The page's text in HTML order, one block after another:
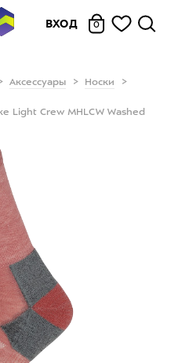
ВХОД 0
Аксессуары
Носки
Light Crew MHLCW Washed